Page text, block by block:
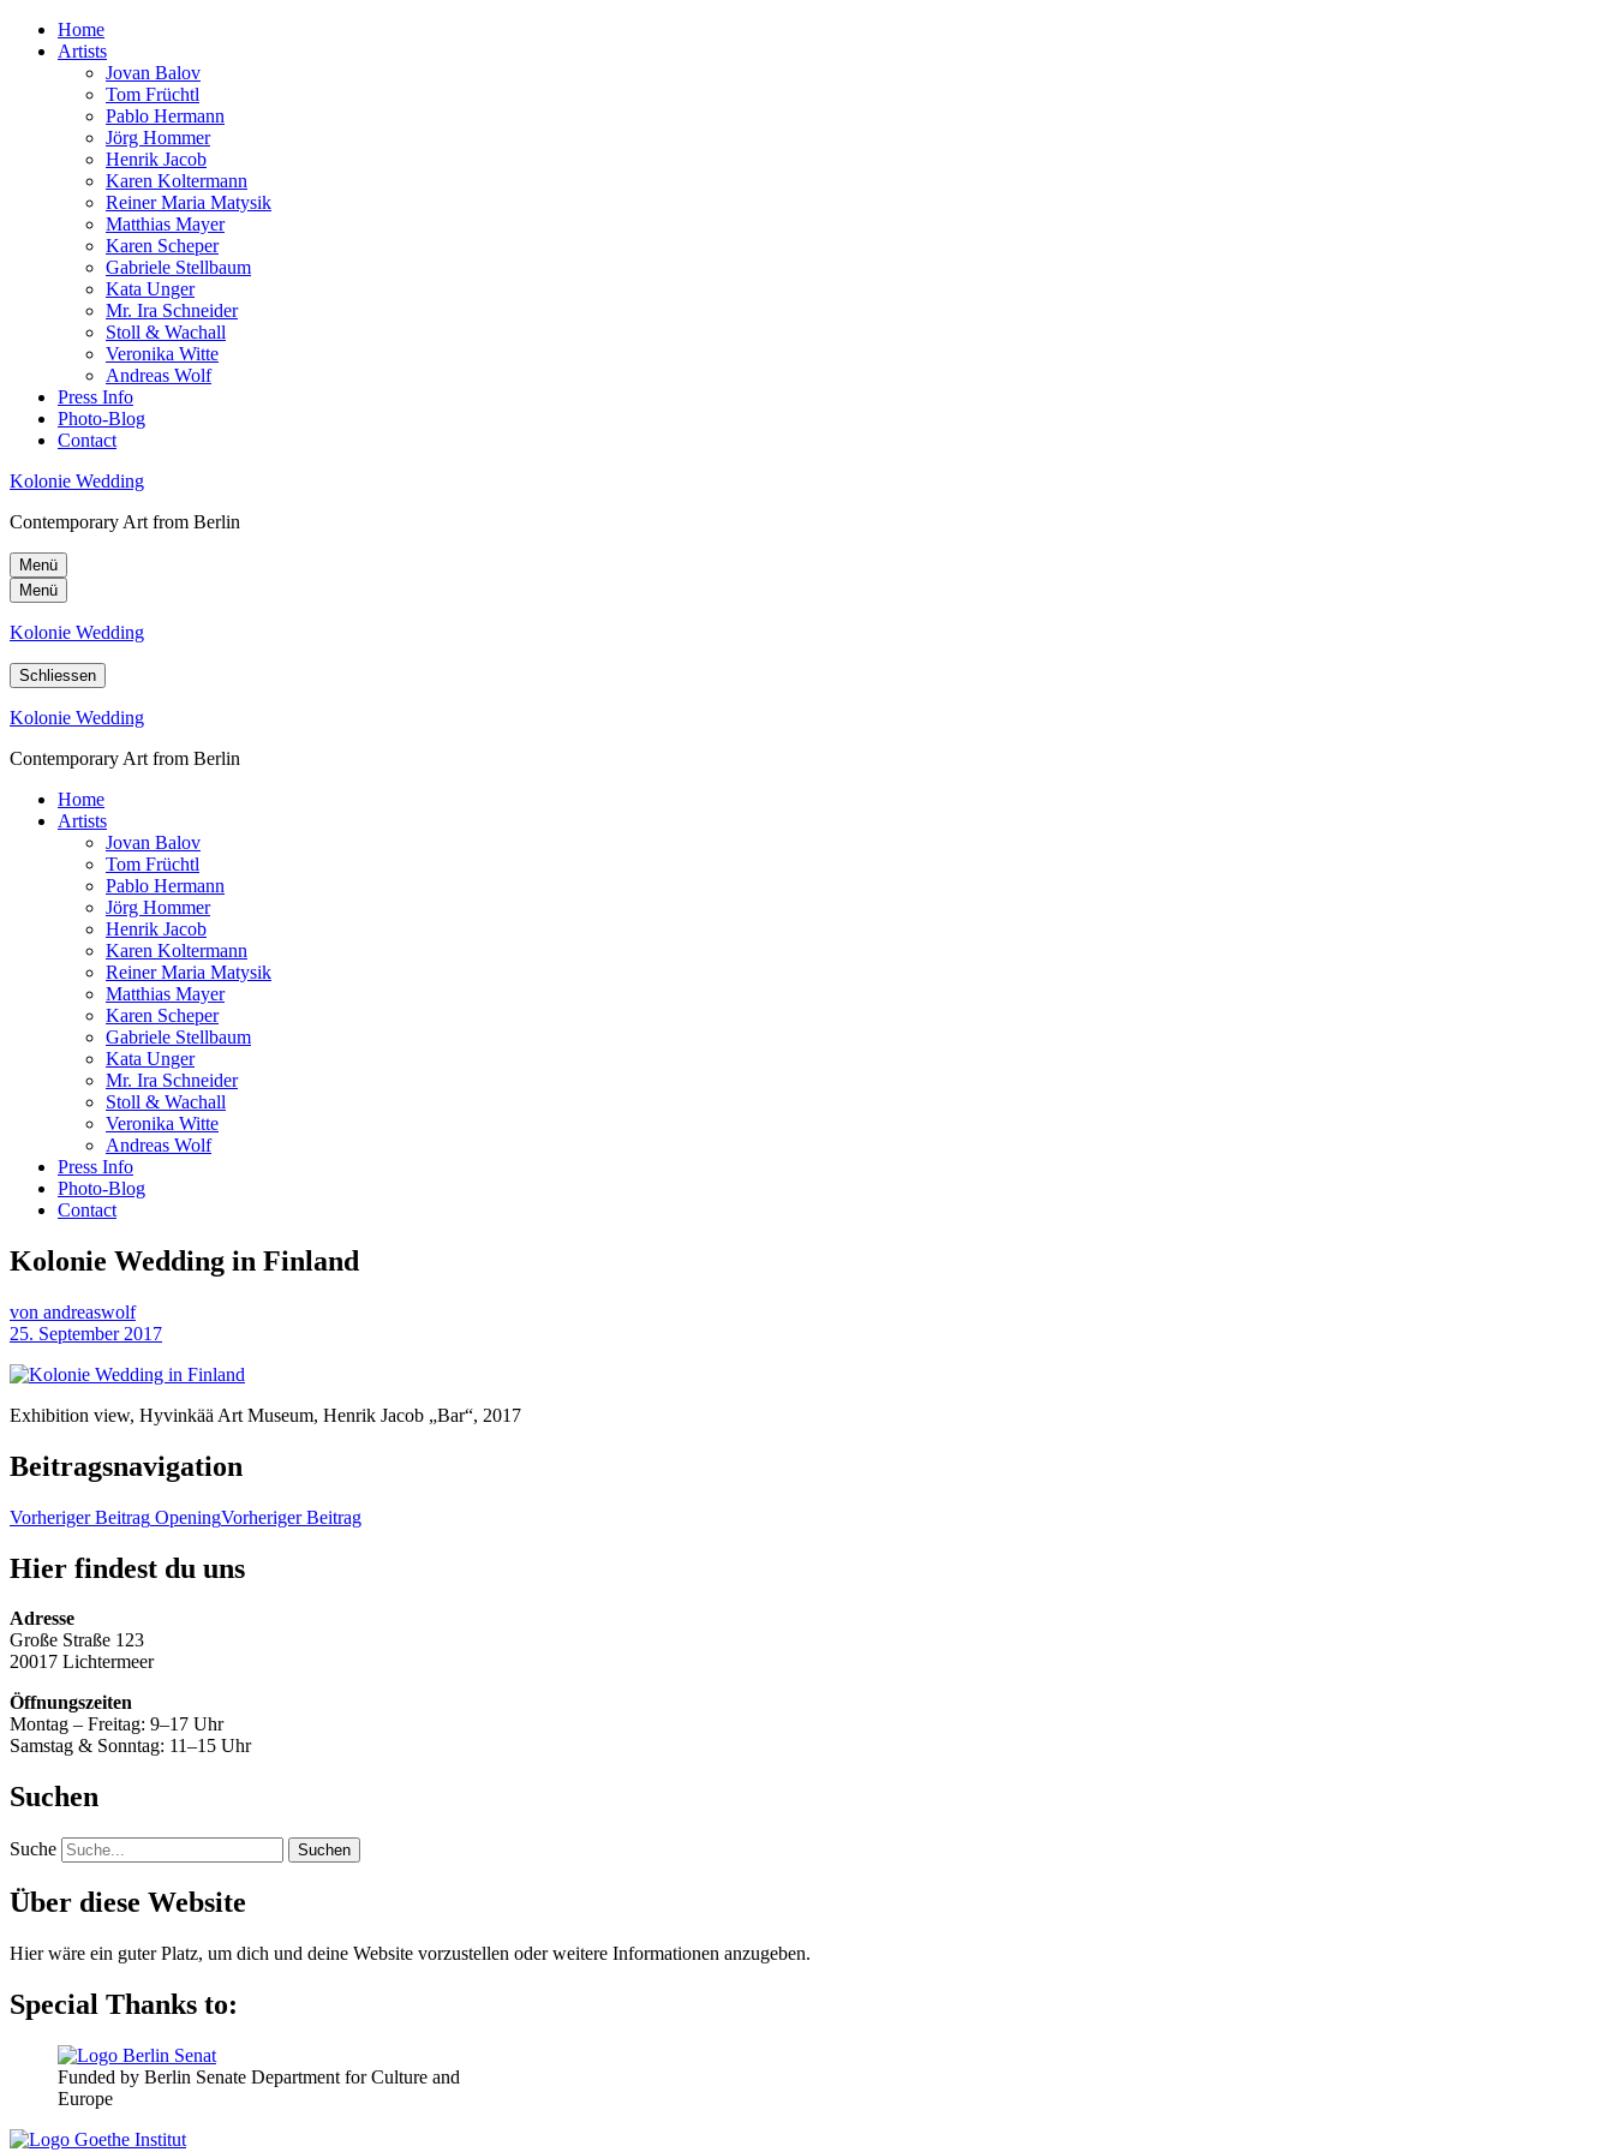
Home
Artists
Jovan Balov
Tom Früchtl
Pablo Hermann
Jörg Hommer
Henrik Jacob
Karen Koltermann
Reiner Maria Matysik
Matthias Mayer
Karen Scheper
Gabriele Stellbaum
Kata Unger
Mr. Ira Schneider
Stoll & Wachall
Veronika Witte
Andreas Wolf
Press Info
Photo-Blog
Contact
Kolonie Wedding
Contemporary Art from Berlin
Menü
Menü
Kolonie Wedding
Schliessen
Kolonie Wedding
Contemporary Art from Berlin
Home
Artists
Jovan Balov
Tom Früchtl
Pablo Hermann
Jörg Hommer
Henrik Jacob
Karen Koltermann
Reiner Maria Matysik
Matthias Mayer
Karen Scheper
Gabriele Stellbaum
Kata Unger
Mr. Ira Schneider
Stoll & Wachall
Veronika Witte
Andreas Wolf
Press Info
Photo-Blog
Contact
Kolonie Wedding in Finland
von andreaswolf
25. September 2017
Exhibition view, Hyvinkää Art Museum, Henrik Jacob „Bar“, 2017
Beitragsnavigation
Vorheriger Beitrag OpeningVorheriger Beitrag
Hier findest du uns
Adresse
Große Straße 123
20017 Lichtermeer
Öffnungszeiten
Montag – Freitag: 9–17 Uhr
Samstag & Sonntag: 11–15 Uhr
Suchen
Suche
Über diese Website
Hier wäre ein guter Platz, um dich und deine Website vorzustellen oder weitere Informationen anzugeben.
Special Thanks to:
Funded by Berlin Senate Department for Culture and
Europe